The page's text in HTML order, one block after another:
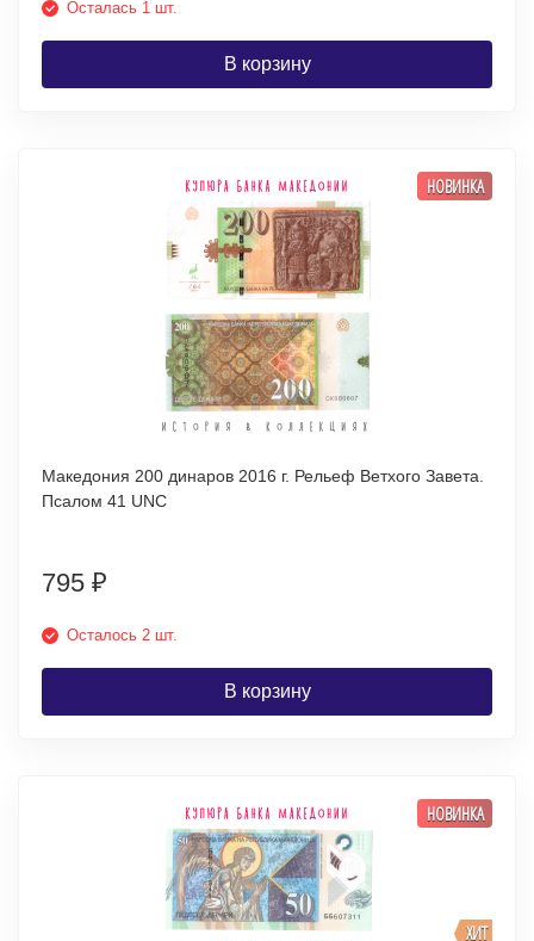
Осталась 1 шт.
В корзину
НОВИНКА
Македония 200 динаров 2016 г. Рельеф Ветхого Завета.
Псалом 41 UNC
795 ₽
Осталось 2 шт.
В корзину
ХИТ
НОВИНКА